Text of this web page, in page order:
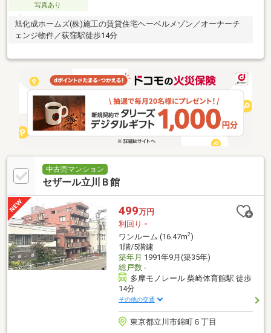
写真あり
旭化成ホームズ(株)施工の賃貸住宅ヘーベルメゾン／オーナーチ
ェンジ物件／荻窪駅徒歩14分
中古売マンション
セザール立川Ｂ館
499万円
利回り -
ワンルーム (16.47m2)
1階/5階建
築年月 1991年9月(築35年)
総戸数-
多摩モノレール 柴崎体育館駅 徒歩
14分
その他の交通
東京都立川市錦町６丁目